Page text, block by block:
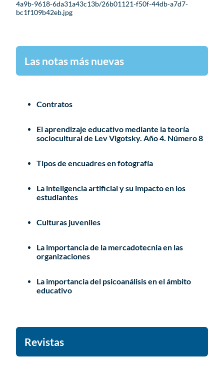
4a9b-9618-6da31a43c13b/26b01121-f50f-44db-a7d7-
bc1f109b42eb.jpg
Las notas más nuevas
Contratos
El aprendizaje educativo mediante la teoría
sociocultural de Lev Vigotsky. Año 4. Número 8
Tipos de encuadres en fotografía
La inteligencia artificial y su impacto en los
estudiantes
Culturas juveniles
La importancia de la mercadotecnia en las
organizaciones
La importancia del psicoanálisis en el ámbito
educativo
Revistas